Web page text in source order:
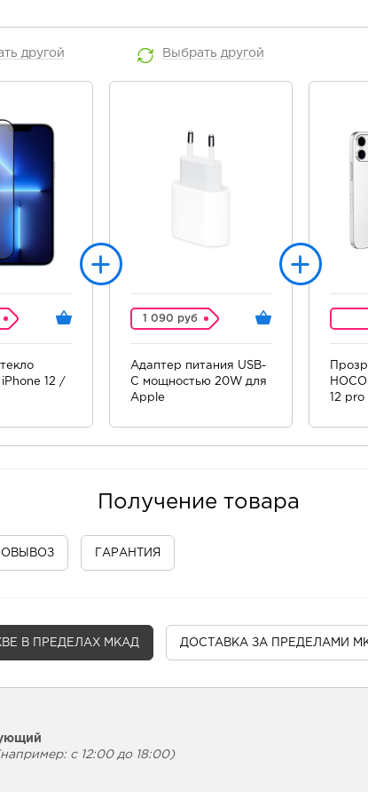
другой
12 /
Выбрать другой
1 090 руб
Адаптер питания USB-
C мощностью 20W для
Apple
12 pro
Получение товара
ГАРАНТИЯ
В ПРЕДЕЛАХ МКАД ДОСТАВКА ЗА ПРЕДЕЛАМИ
с 12:00 до 18:00)